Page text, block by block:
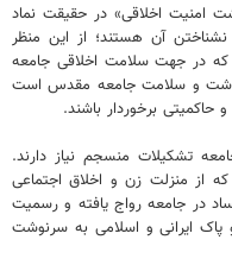
امنیت اخلاقی» در حقیقت نماد
آن هستند؛ از این‌ منظر
در جهت سلامت اخلاقی جامعه
و سلامت جامعه مقدس است
حاکمیتی برخوردار باشند.
تشکیلات منسجم نیاز دارند.
از منزلت زن و اخلاق اجتماعی
در جامعه رواج یافته و رسمیت
ایرانی و اسلامی به سرنوشت